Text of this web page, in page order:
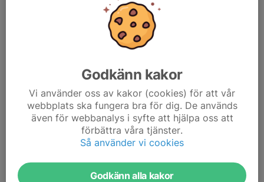
Hos oss i HJ Utveckling får du:
✅ Engagerade och utbildade ledare
✅ En lagmiljö där vi stöttar och pushar varandra
Du får en utvecklande miljö där du utmanas som spelare,
samtidigt som du blir en del av en stark laggemenskap.
Är du redo att satsa?
mer information och överenskommelse.
Godkänn kakor
Vi använder oss av kakor (cookies) för att vår
webbplats ska fungera bra för dig. De används
även för webbanalys i syfte att hjälpa oss att
förbättra våra tjänster.
Så använder vi cookies
Godkänn alla kakor